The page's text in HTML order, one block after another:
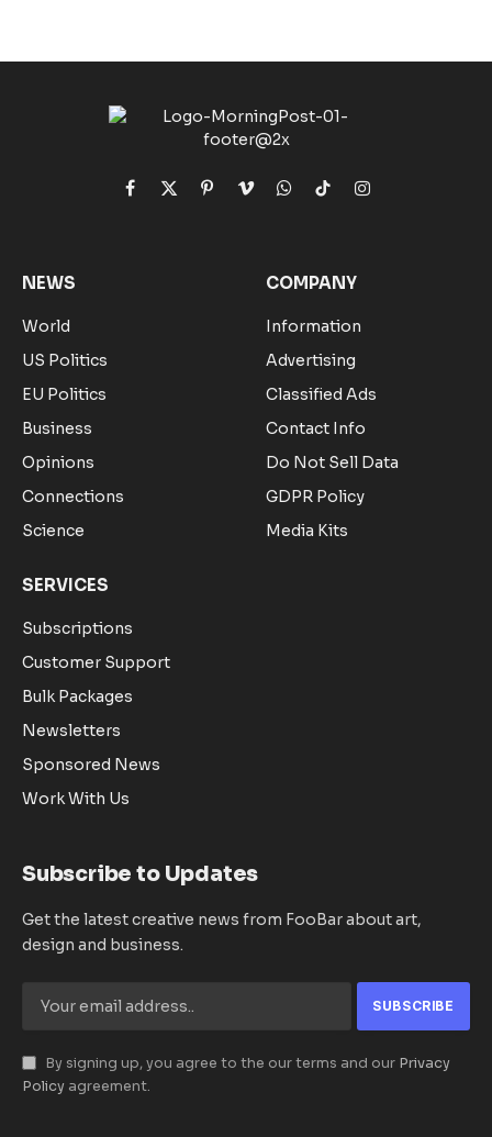
Facebook
X
Pinterest
VimeoWhatsApp
TikTokInstagram
NEWS
World
US Politics
EU Politics
Business
Opinions
Connections
Science
COMPANY
Information
Advertising
Classified Ads
Contact Info
Do Not Sell Data
GDPR Policy
Media Kits
SERVICES
Subscriptions
Customer Support
Bulk Packages
Newsletters
Sponsored News
Work With Us
Subscribe to Updates
Get the latest creative news from FooBar about art,
design and business.
By signing up, you agree to the our terms and our Privacy
Policy agreement.